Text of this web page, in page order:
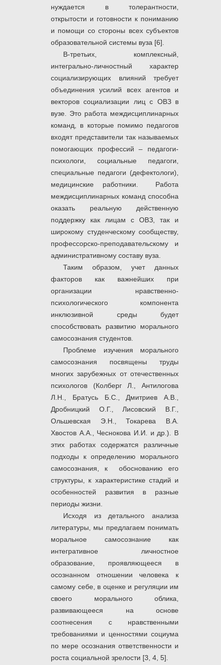
нуждается в толерантности,
открытости и готовности к пониманию
и помощи со стороны всех субъектов
образовательной системы вуза [6].
В-третьих, комплексный,
интегрально-личностный характер
социализирующих влияний требует
объединения усилий всех агентов и
векторов социализации лиц с ОВЗ в
вузе. Это работа междисциплинарных
команд, в которые помимо педагогов
входят представители так называемых
помогающих профессий – педагоги-
психологи, социальные педагоги,
специальные педагоги (дефектологи),
медицинские работники. Работа
междисциплинарных команд способна
оказать реальную действенную
поддержку как лицам с ОВЗ, так и
широкому студенческому сообществу,
профессорско-преподавательскому и
административному составу вуза.
Таким образом, учет данных
факторов как важнейших при
организации нравственно-
психологического компонента
инклюзивной среды будет
способствовать развитию морального
самосознания студентов.
Проблеме изучения морального
самосознания посвящены труды
многих зарубежных от отечественных
психологов (Колберг Л., Антилогова
Л.Н., Братусь Б.С., Дмитриев А.В.,
Дробницкий О.Г., Лисовский В.Г.,
Ольшевская Э.Н., Токарева В.А.
Хвостов А.А., Чеснокова И.И. и др.). В
этих работах содержатся различные
подходы к определению морального
самосознания, к обоснованию его
структуры, к характеристике стадий и
особенностей развития в разные
периоды жизни.
Исходя из детального анализа
литературы, мы предлагаем понимать
моральное самосознание как
интегративное личностное
образование, проявляющееся в
осознанном отношении человека к
самому себе, в оценке и регуляции им
своего морального облика,
развивающееся на основе
соотнесения с нравственными
требованиями и ценностями социума
по мере осознания ответственности и
роста социальной зрелости [3, 4, 5].